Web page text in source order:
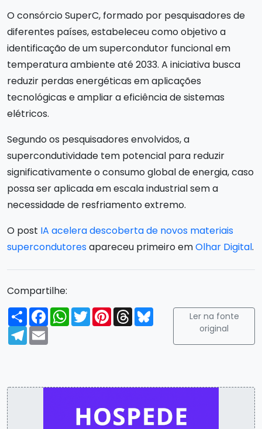
O consórcio SuperC, formado por pesquisadores de
diferentes países, estabeleceu como objetivo a
identificação de um supercondutor funcional em
temperatura ambiente até 2033. A iniciativa busca
reduzir perdas energéticas em aplicações
tecnológicas e ampliar a eficiência de sistemas
elétricos.
Segundo os pesquisadores envolvidos, a
supercondutividade tem potencial para reduzir
significativamente o consumo global de energia, caso
possa ser aplicada em escala industrial sem a
necessidade de resfriamento extremo.
O post IA acelera descoberta de novos materiais
supercondutoresapareceu primeiro emOlhar Digital.
Compartilhe:
Compartilhar
FacebookWhatsApp
TwitterPinterest
ThreadsBluesky
Telegram
Email
Ler na fonte
original